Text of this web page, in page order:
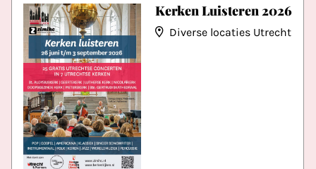
Kerken Luisteren 2026
Diverse locaties Utrecht